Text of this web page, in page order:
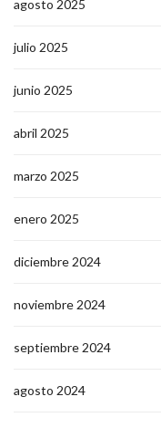
agosto 2025
julio 2025
junio 2025
abril 2025
marzo 2025
enero 2025
diciembre 2024
noviembre 2024
septiembre 2024
agosto 2024